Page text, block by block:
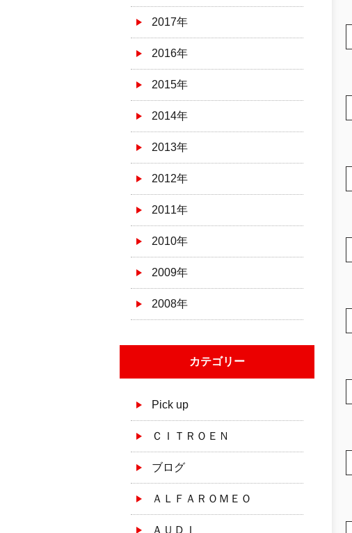
2017年
2016年
2015年
2014年
2013年
2012年
2011年
2010年
2009年
2008年
カテゴリー
Pick up
ＣＩＴＲＯＥＮ
ブログ
ＡＬＦＡＲＯＭＥＯ
ＡＵＤＩ